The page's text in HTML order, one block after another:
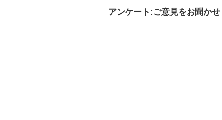
アンケート:ご意見をお聞か